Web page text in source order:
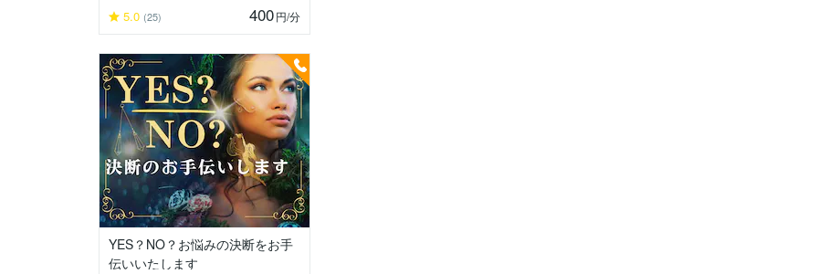
5.0 (25) 400円/分
YES？NO？お悩みの決断をお手
伝いいたします